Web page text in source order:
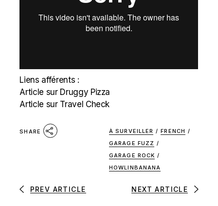
Liens afférents :
Article sur Druggy Pizza
Article sur Travel Check
SHARE À SURVEILLER / FRENCH /
GARAGE FUZZ /
GARAGE ROCK /
HOWLINBANANA
PREV ARTICLE NEXT ARTICLE